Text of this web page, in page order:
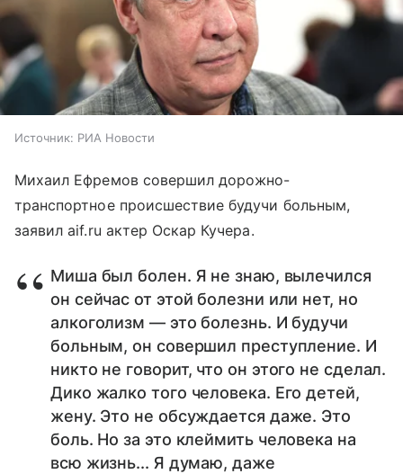
Источник: РИА Новости
Михаил Ефремов совершил дорожно-
транспортное происшествие будучи больным,
заявил aif.ru актер Оскар Кучера.
Миша был болен. Я не знаю, вылечился
он сейчас от этой болезни или нет, но
алкоголизм — это болезнь. И будучи
больным, он совершил преступление. И
никто не говорит, что он этого не сделал.
Дико жалко того человека. Его детей,
жену. Это не обсуждается даже. Это
боль. Но за это клеймить человека на
всю жизнь... Я думаю, даже